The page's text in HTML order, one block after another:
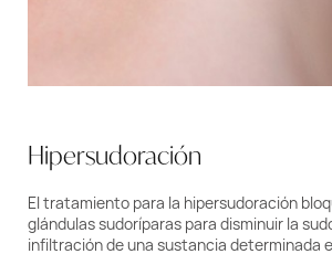
Hipersudoración
El tratamiento para la hipersudoración
glándulas sudoríparas para disminuir la
infiltración de una sustancia determinada